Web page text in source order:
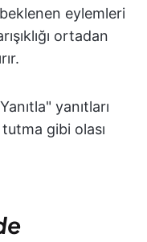
eylemleri
ortadan
yanıtları
gibi olası